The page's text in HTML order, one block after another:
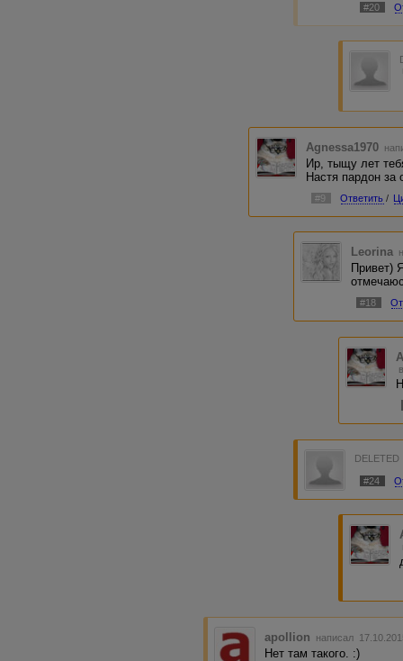
#20
Agnessa1970
Ир, тыщу лет
Настя пардон за
#9 Ответить /
Leorina
Привет)
#18
DELETED
#24
apollion написал
Нет там такого. :)